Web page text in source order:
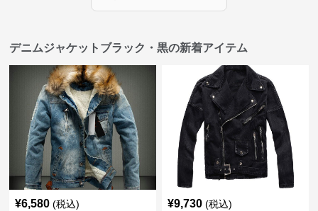
デニムジャケットブラック・黒の新着アイテム
¥6,580 (税込) ¥9,730 (税込)